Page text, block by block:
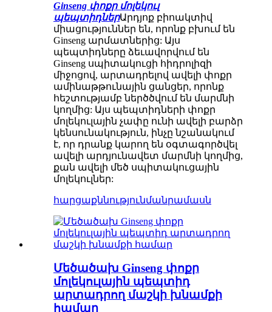
Ginseng փոքր մոլեկուլ
պեպտիդներԱրդյոք բիոակտիվ
միացություններ են, որոնք բխում են
Ginseng արմատներից: Այս
պեպտիդները ձեւավորվում են
Ginseng սպիտակուցի հիդրոլիզի
միջոցով, արտադրելով ավելի փոքր
ամինաթթունային ցանցեր, որոնք
հեշտությամբ ներծծվում են մարմնի
կողմից: Այս պեպտիդների փոքր
մոլեկուլային չափը ունի ավելի բարձր
կենսունակություն, ինչը նշանակում
է, որ դրանք կարող են օգտագործվել
ավելի արդյունավետ մարմնի կողմից,
քան ավելի մեծ սպիտակուցային
մոլեկուլներ:
հարցաքննությունմանրամասն
Մեծածախ Ginseng փոքր
մոլեկուլային պեպտիդ
արտադրող մաշկի խնամքի
համար